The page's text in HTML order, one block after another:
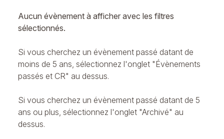
Aucun évènement à afficher avec les filtres
sélectionnés.
Si vous cherchez un évènement passé datant de
moins de 5 ans, sélectionnez l'onglet "Évènements
passés et CR" au dessus.
Si vous cherchez un évènement passé datant de 5
ans ou plus, sélectionnez l'onglet "Archivé" au
dessus.